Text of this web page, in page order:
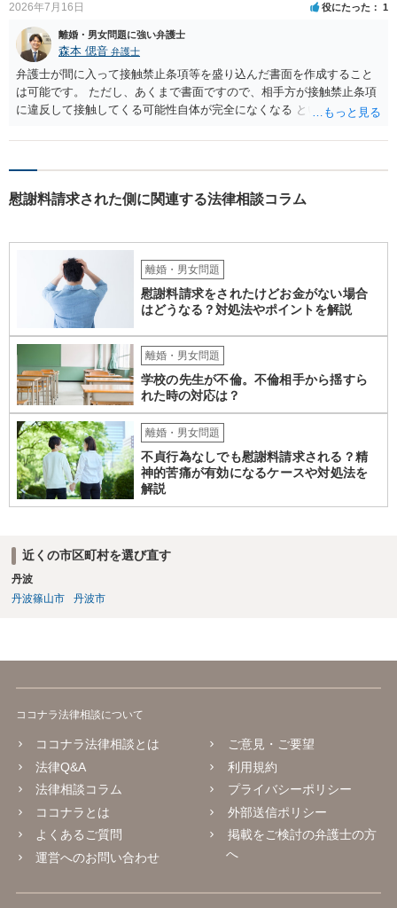
2026年7月16日 役にたった 1
離婚・男女問題に強い弁護士
森本 偲音 弁護士
弁護士が間に入って接触禁止条項等を盛り込んだ書面を作成すること
は可能です。 ただし、あくまで書面ですので、相手方が接触禁止条項
に違反して接触してくる可能性自体が完全になくなる という訳ではあ
らせ行為がエスカレートする前に、一度警察に相談した方がよいかと
慰謝料請求された側に関連する法律相談コラム
離婚・男女問題
慰謝料請求をされたけどお金がない場合
はどうなる？対処法やポイントを解説
離婚・男女問題
学校の先生が不倫。不倫相手から揺すら
れた時の対応は？
離婚・男女問題
不貞行為なしでも慰謝料請求される？精
神的苦痛が有効になるケースや対処法を
解説
近くの市区町村を選び直す
丹波
丹波篠山市
丹波市
ココナラ法律相談について
ココナラ法律相談とは
法律Q&A
法律相談コラム
ココナラとは
よくあるご質問
運営へのお問い合わせ
ご意見・ご要望
利用規約
プライバシーポリシー
外部送信ポリシー
掲載をご検討の弁護士の方
へ